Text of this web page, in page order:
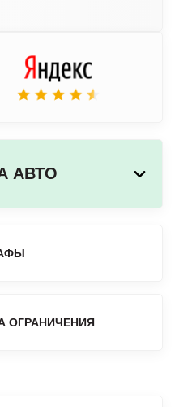
АВТО
ОГРАНИЧЕНИЯ